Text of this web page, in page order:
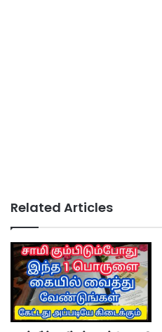
Related Articles